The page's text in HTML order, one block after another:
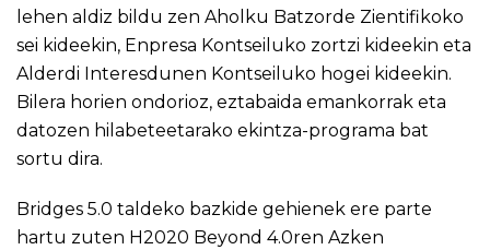
lehen aldiz bildu zen Aholku Batzorde Zientifikoko
sei kideekin, Enpresa Kontseiluko zortzi kideekin eta
Alderdi Interesdunen Kontseiluko hogei kideekin.
Bilera horien ondorioz, eztabaida emankorrak eta
datozen hilabeteetarako ekintza-programa bat
sortu dira.
Bridges 5.0 taldeko bazkide gehienek ere parte
hartu zuten H2020 Beyond 4.0ren Azken